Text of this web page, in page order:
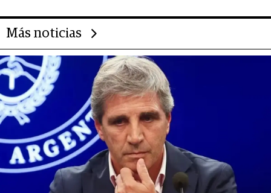
Más noticias